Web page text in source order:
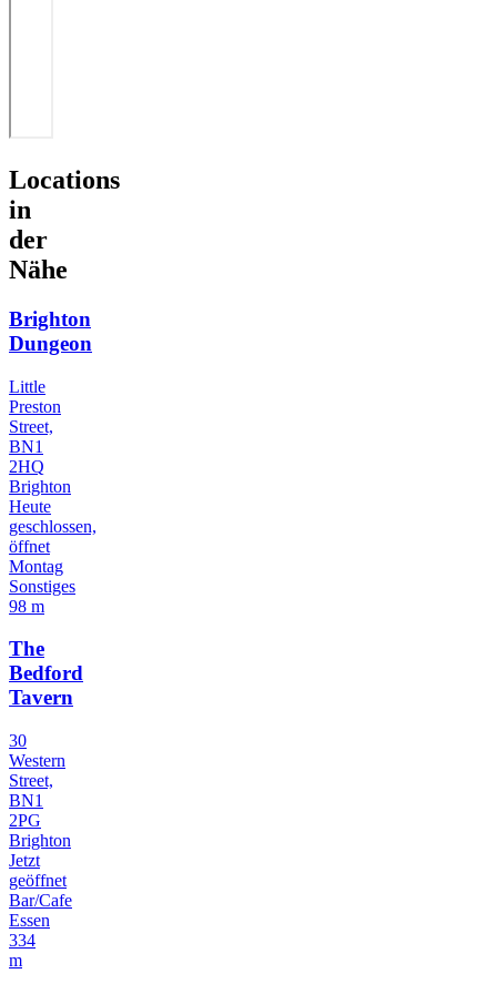
Locations
in
der
Nähe
Brighton
Dungeon
Little
Preston
Street,
BN1
2HQ
Brighton
Heute
geschlossen,
öffnet
Montag
Sonstiges
98 m
The
Bedford
Tavern
30
Western
Street,
BN1
2PG
Brighton
Jetzt
geöffnet
Bar/Cafe
Essen
334
m